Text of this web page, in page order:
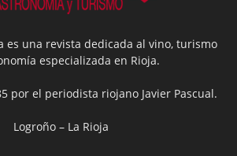
es una revista dedicada al vino, turismo
especializada en Rioja.
por el periodista riojano Javier Pascual.
Logroño – La Rioja